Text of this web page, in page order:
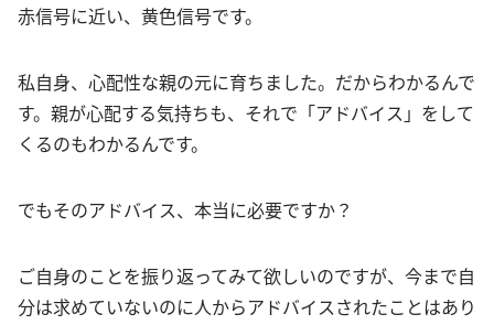
赤信号に近い、黄色信号です。
私自身、心配性な親の元に育ちました。だからわかるんで
す。親が心配する気持ちも、それで「アドバイス」をして
くるのもわかるんです。
でもそのアドバイス、本当に必要ですか？
ご自身のことを振り返ってみて欲しいのですが、今まで自
分は求めていないのに人からアドバイスされたことはあり